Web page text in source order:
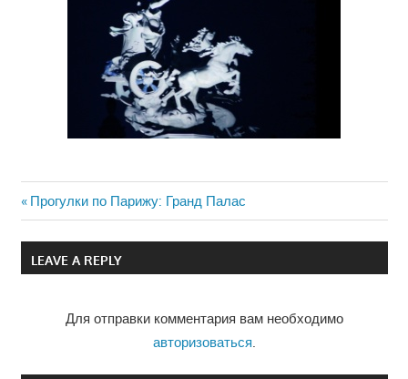
Навигация
по
Previous
Post:
Прогулки по Парижу: Гранд Палас
LEAVE A REPLY
Для отправки комментария вам необходимо
авторизоваться